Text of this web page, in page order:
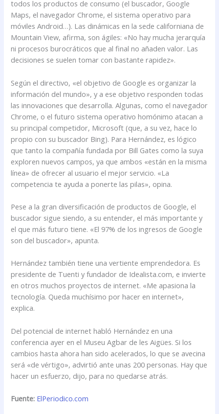
todos los productos de consumo (el buscador, Google
Maps, el navegador Chrome, el sistema operativo para
móviles Android…). Las dinámicas en la sede californiana de
Mountain View, afirma, son ágiles: «No hay mucha jerarquía
ni procesos burocráticos que al final no añaden valor. Las
decisiones se suelen tomar con bastante rapidez».
Según el directivo, «el objetivo de Google es organizar la
información del mundo», y a ese objetivo responden todas
las innovaciones que desarrolla. Algunas, como el navegador
Chrome, o el futuro sistema operativo homónimo atacan a
su principal competidor, Microsoft (que, a su vez, hace lo
propio con su buscador Bing). Para Hernández, es lógico
que tanto la compañía fundada por Bill Gates como la suya
exploren nuevos campos, ya que ambos «están en la misma
línea» de ofrecer al usuario el mejor servicio. «La
competencia te ayuda a ponerte las pilas», opina.
Pese a la gran diversificación de productos de Google, el
buscador sigue siendo, a su entender, el más importante y
el que más futuro tiene. «El 97% de los ingresos de Google
son del buscador», apunta.
Hernández también tiene una vertiente emprendedora. Es
presidente de Tuenti y fundador de Idealista.com, e invierte
en otros muchos proyectos de internet. «Me apasiona la
tecnología. Queda muchísimo por hacer en internet»,
explica.
Del potencial de internet habló Hernández en una
conferencia ayer en el Museu Agbar de les Aigües. Si los
cambios hasta ahora han sido acelerados, lo que se avecina
será «de vértigo», advirtió ante unas 200 personas. Hay que
hacer un esfuerzo, dijo, para no quedarse atrás.
Fuente: ElPeriodico.com